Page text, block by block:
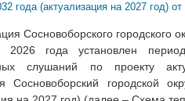
года (актуализация на 2027 год)
Сосновоборского городского
2026 года установлен
слушаний по проекту
Сосновоборский городской